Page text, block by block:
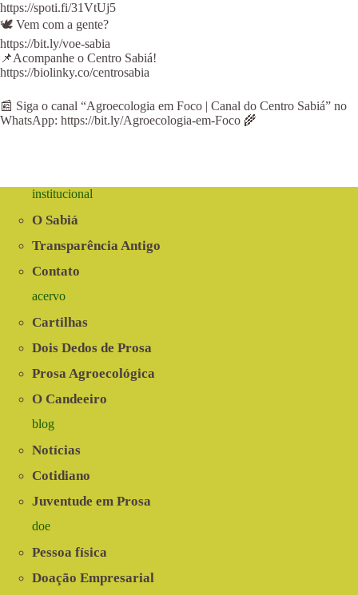
https://spoti.fi/31VtUj5
⁠⁠⁠⁠🕊 Vem com a gente?
⁠⁠⁠https://bit.ly/voe-sabia
📌Acompanhe o Centro Sabiá!
https://biolinky.co/centrosabia⁠⁠⁠⁠⁠⁠
📰 Siga o canal “Agroecologia em Foco | Canal do Centro Sabiá” no
WhatsApp: https://bit.ly/Agroecologia-em-Foco 🌾
institucional
O Sabiá
Transparência Antigo
Contato
acervo
Cartilhas
Dois Dedos de Prosa
Prosa Agroecológica
O Candeeiro
blog
Notícias
Cotidiano
Juventude em Prosa
doe
Pessoa física
Doação Empresarial